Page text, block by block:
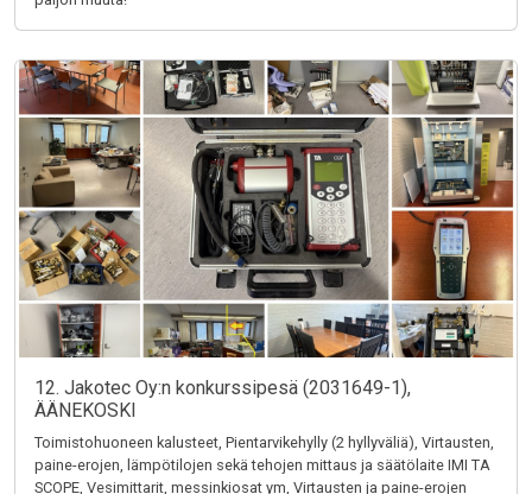
12. Jakotec Oy:n konkurssipesä (2031649-1),
ÄÄNEKOSKI
Toimistohuoneen kalusteet, Pientarvikehylly (2 hyllyväliä), Virtausten,
paine-erojen, lämpötilojen sekä tehojen mittaus ja säätölaite IMI TA
SCOPE, Vesimittarit, messinkiosat ym, Virtausten ja paine-erojen